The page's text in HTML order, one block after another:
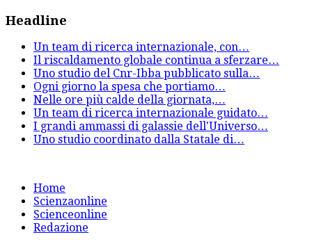
Headline
Un team di ricerca internazionale, con…
Il riscaldamento globale continua a sferzare…
Uno studio del Cnr-Ibba pubblicato sulla…
Ogni giorno la spesa che portiamo…
Nelle ore più calde della giornata,…
Un team di ricerca internazionale guidato…
I grandi ammassi di galassie dell'Universo…
Uno studio coordinato dalla Statale di…
Home
Scienzaonline
Scienceonline
Redazione